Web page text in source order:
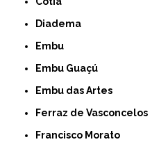
Diadema
Embu
Embu Guaçú
Embu das Artes
Ferraz de Vasconcelos
Francisco Morato